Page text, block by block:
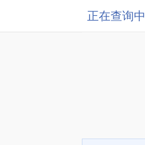
正在查询中